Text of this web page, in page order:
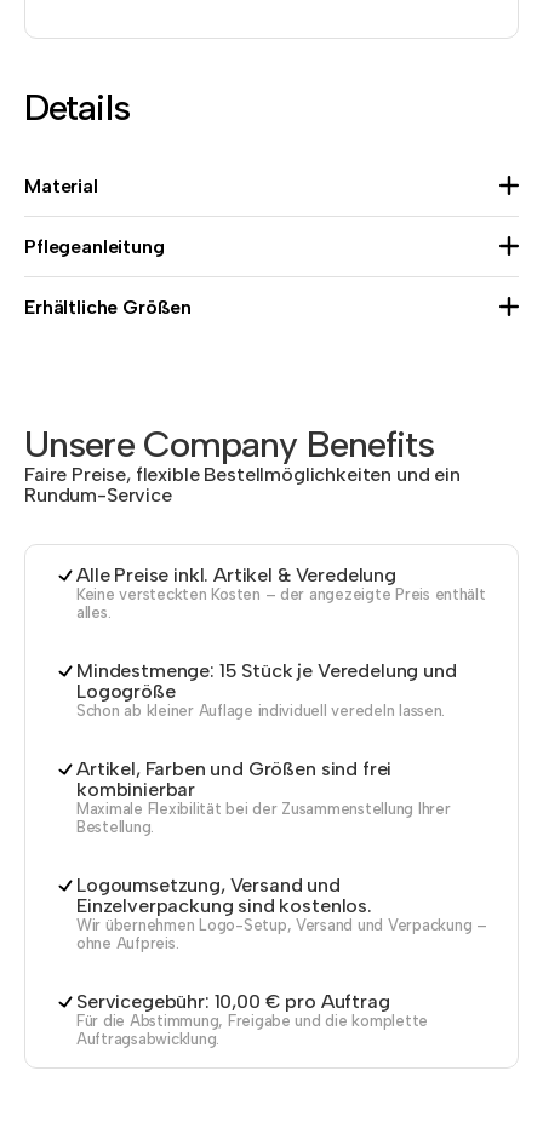
Details
Material
Pflegeanleitung
Erhältliche Größen
Unsere Company Benefits
Faire Preise, flexible Bestellmöglichkeiten und ein
Rundum-Service
Alle Preise inkl. Artikel & Veredelung
Keine versteckten Kosten – der angezeigte Preis enthält
alles.
Mindestmenge: 15 Stück je Veredelung und
Logogröße
Schon ab kleiner Auflage individuell veredeln lassen.
Artikel, Farben und Größen sind frei
kombinierbar
Maximale Flexibilität bei der Zusammenstellung Ihrer
Bestellung.
Logoumsetzung, Versand und
Einzelverpackung sind kostenlos.
Wir übernehmen Logo-Setup, Versand und Verpackung –
ohne Aufpreis.
Servicegebühr: 10,00 € pro Auftrag
Für die Abstimmung, Freigabe und die komplette
Auftragsabwicklung.